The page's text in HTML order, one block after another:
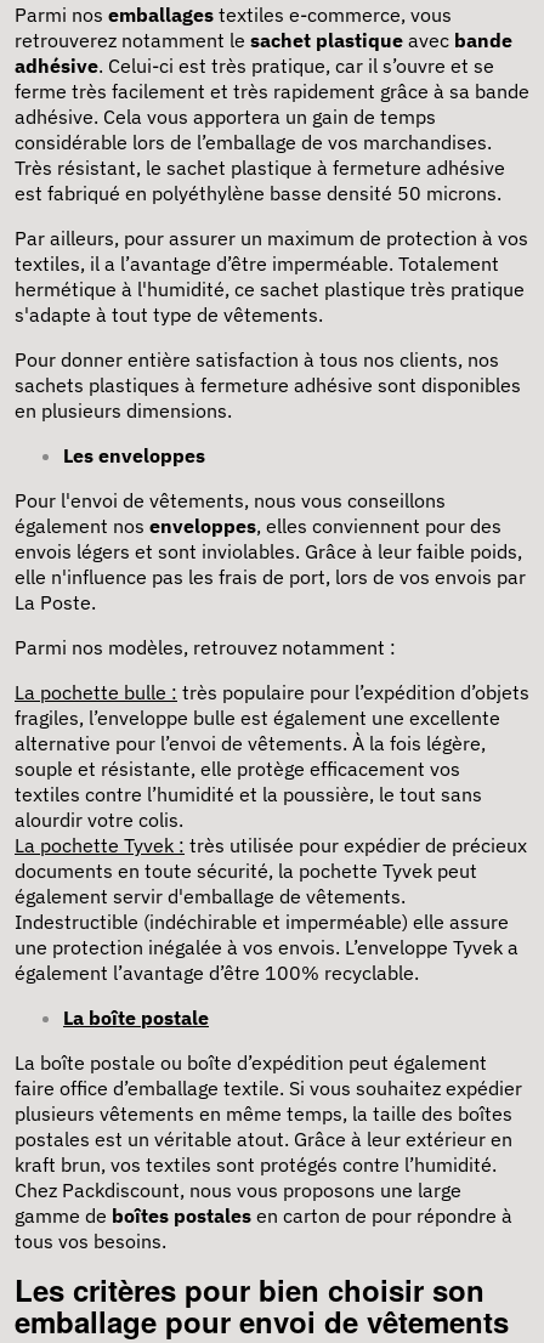
Parmi nos emballages textiles e-commerce, vous
retrouverez notamment le sachet plastique avec bande
adhésive. Celui-ci est très pratique, car il s’ouvre et se
ferme très facilement et très rapidement grâce à sa bande
adhésive. Cela vous apportera un gain de temps
considérable lors de l’emballage de vos marchandises.
Très résistant, le sachet plastique à fermeture adhésive
est fabriqué en polyéthylène basse densité 50 microns.
Par ailleurs, pour assurer un maximum de protection à vos
textiles, il a l’avantage d’être imperméable. Totalement
hermétique à l'humidité, ce sachet plastique très pratique
s'adapte à tout type de vêtements.
Pour donner entière satisfaction à tous nos clients, nos
sachets plastiques à fermeture adhésive sont disponibles
en plusieurs dimensions.
Les enveloppes
Pour l'envoi de vêtements, nous vous conseillons
également nos enveloppes, elles conviennent pour des
envois légers et sont inviolables. Grâce à leur faible poids,
elle n'influence pas les frais de port, lors de vos envois par
La Poste.
Parmi nos modèles, retrouvez notamment :
La pochette bulle : très populaire pour l’expédition d’objets
fragiles, l’enveloppe bulle est également une excellente
alternative pour l’envoi de vêtements. À la fois légère,
souple et résistante, elle protège efficacement vos
textiles contre l’humidité et la poussière, le tout sans
alourdir votre colis.
La pochette Tyvek : très utilisée pour expédier de précieux
documents en toute sécurité, la pochette Tyvek peut
également servir d'emballage de vêtements.
Indestructible (indéchirable et imperméable) elle assure
une protection inégalée à vos envois. L’enveloppe Tyvek a
également l’avantage d’être 100% recyclable.
La boîte postale
La boîte postale ou boîte d’expédition peut également
faire office d’emballage textile. Si vous souhaitez expédier
plusieurs vêtements en même temps, la taille des boîtes
postales est un véritable atout. Grâce à leur extérieur en
kraft brun, vos textiles sont protégés contre l’humidité.
Chez Packdiscount, nous vous proposons une large
gamme de boîtes postales en carton de pour répondre à
tous vos besoins.
Les critères pour bien choisir son
emballage pour envoi de vêtements